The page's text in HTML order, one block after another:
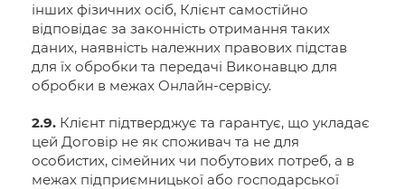
інших фізичних осіб, Клієнт самостійно
відповідає за законність отримання таких
даних, наявність належних правових підстав
для їх обробки та передачі Виконавцю для
обробки в межах Онлайн-сервісу.
2.9. Клієнт підтверджує та гарантує, що укладає
цей Договір не як споживач та не для
особистих, сімейних чи побутових потреб, а в
межах підприємницької або господарської